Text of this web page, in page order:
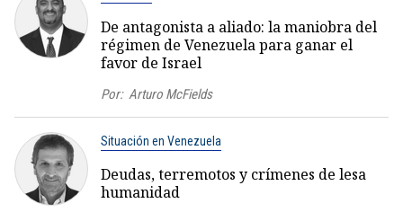
De antagonista a aliado: la maniobra del
régimen de Venezuela para ganar el
favor de Israel
Por: Arturo McFields
Situación en Venezuela
Deudas, terremotos y crímenes de lesa
humanidad